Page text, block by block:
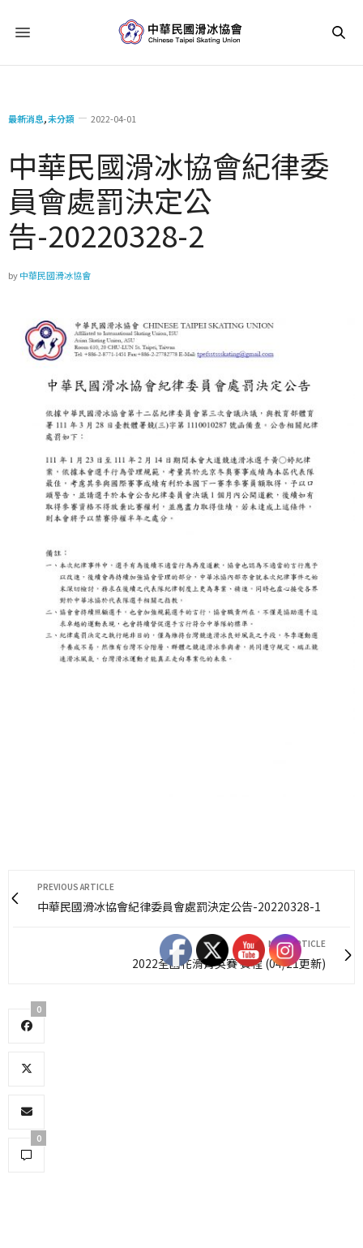
最新消息,未分類 2022-04-01
中華民國滑冰協會紀律委
員會處罰決定公
告-20220328-2
by中華民國滑冰協會
PREVIOUS ARTICLE
中華民國滑冰協會紀律委員會處罰決定公告-20220328-1
NEXT ARTICLE
2022全國花滑菁英賽 賽程 (04/21更新)
0
0